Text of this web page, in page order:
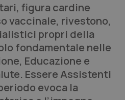
figura cardine
vaccinale, rivestono,
propri della
fondamentale nelle
Educazione e
Essere Assistenti
evoca la